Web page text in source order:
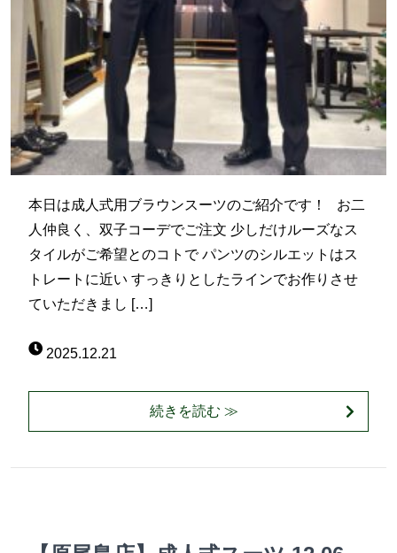
本日は成人式用ブラウンスーツのご紹介です！ お二
人仲良く、双子コーデでご注文 少しだけルーズなス
タイルがご希望とのコトで パンツのシルエットはス
トレートに近い すっきりとしたラインでお作りさせ
ていただきまし […]
2025.12.21
続きを読む ≫